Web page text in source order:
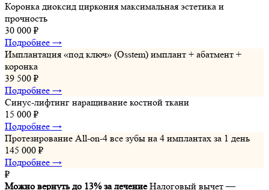
Коронка диоксид циркония максимальная эстетика и
прочность
30 000 ₽
Подробнее →
Имплантация «под ключ» (Osstem) имплант + абатмент +
коронка
39 500 ₽
Подробнее →
Синус-лифтинг наращивание костной ткани
15 000 ₽
Подробнее →
Протезирование All-on-4 все зубы на 4 имплантах за 1 день
145 000 ₽
Подробнее →
₽
Можно вернуть до 13% за лечение Налоговый вычет —